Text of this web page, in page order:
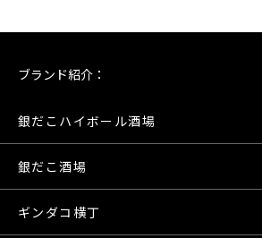
ブランド紹介：
銀だこハイボール酒場
銀だこ酒場
ギンダコ横丁